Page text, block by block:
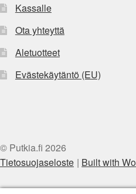
Kassalle
Ota yhteyttä
Aletuotteet
Evästekäytäntö (EU)
© Putkia.fi 2026
Tietosuojaseloste
Built with